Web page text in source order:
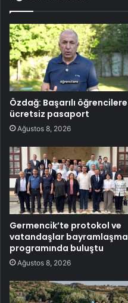
Özdağ: Başarılı öğrencilere
ücretsiz pasaport
Ağustos 8, 2026
Germencik’te protokol ve
vatandaşlar bayramlaşma
programında buluştu
Ağustos 8, 2026